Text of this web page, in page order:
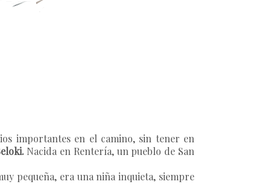
importantes en el camino, sin tener en
Nacida en Rentería, un pueblo de San
pequeña, era una niña inquieta, siempre